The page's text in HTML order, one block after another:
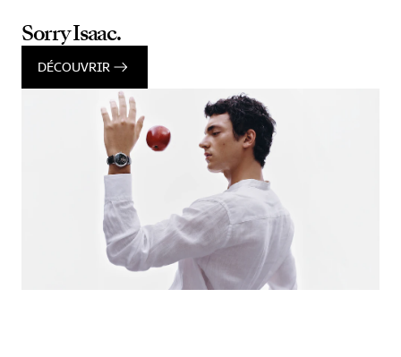
Sorry Isaac.
DÉCOUVRIR